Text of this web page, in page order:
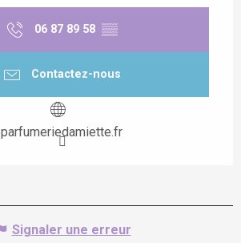
06 87 89 58 ▒▒
Contactez-nous
parfumeriedamiette.fr
Signaler une erreur